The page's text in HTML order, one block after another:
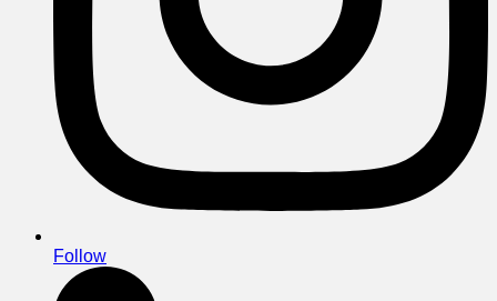
Follow